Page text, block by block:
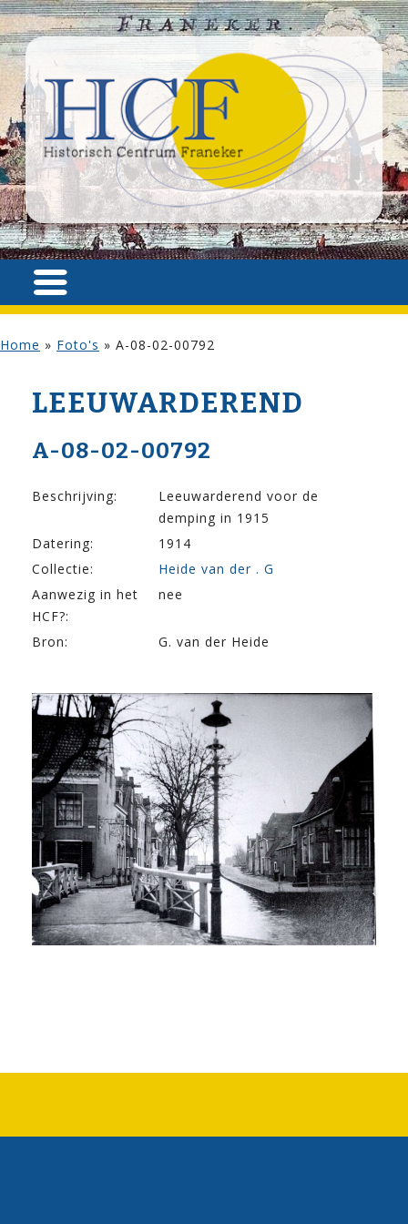
Home » Foto's » A-08-02-00792
LEEUWARDEREND
A-08-02-00792
Beschrijving:
Leeuwarderend voor de
demping in 1915
Datering:
1914
Collectie:
Heide van der . G
Aanwezig in het
HCF?:
nee
Bron: G. van der Heide